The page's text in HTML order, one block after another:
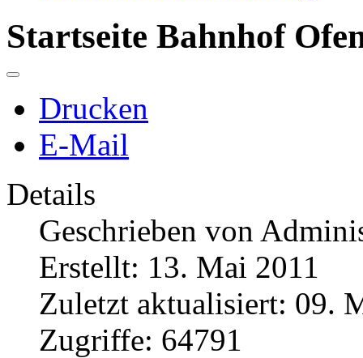
Startseite Bahnhof
Drucken
E-Mail
Details
Geschrieben von
Erstellt: 13. Mai 2011
Zuletzt aktualisiert: 09.
Zugriffe: 64791